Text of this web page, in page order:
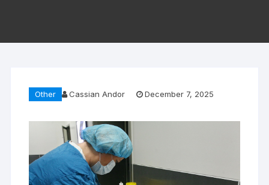
Other Cassian Andor December 7, 2025